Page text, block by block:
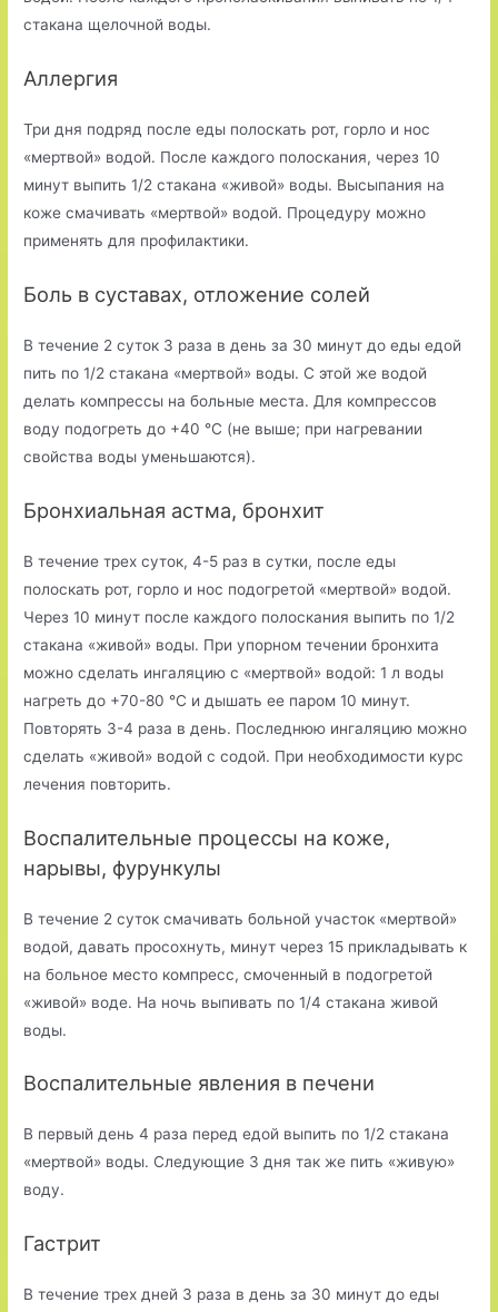
стакана щелочной воды.
Аллергия
Три дня подряд после еды полоскать рот, горло и нос
«мертвой» водой. После каждого полоскания, через 10
минут выпить 1/2 стакана «живой» воды. Высыпания на
коже смачивать «мертвой» водой. Процедуру можно
применять для профилактики.
Боль в суставах, отложение солей
В течение 2 суток 3 раза в день за 30 минут до еды едой
пить по 1/2 стакана «мертвой» воды. С этой же водой
делать компрессы на больные места. Для компрессов
воду подогреть до +40 °С (не выше; при нагревании
свойства воды уменьшаются).
Бронхиальная астма, бронхит
В течение трех суток, 4-5 раз в сутки, после еды
полоскать рот, горло и нос подогретой «мертвой» водой.
Через 10 минут после каждого полоскания выпить по 1/2
стакана «живой» воды. При упорном течении бронхита
можно сделать ингаляцию с «мертвой» водой: 1 л воды
нагреть до +70-80 °С и дышать ее паром 10 минут.
Повторять 3-4 раза в день. Последнюю ингаляцию можно
сделать «живой» водой с содой. При необходимости курс
лечения повторить.
Воспалительные процессы на коже,
нарывы, фурункулы
В течение 2 суток смачивать больной участок «мертвой»
водой, давать просохнуть, минут через 15 прикладывать к
на больное место компресс, смоченный в подогретой
«живой» воде. На ночь выпивать по 1/4 стакана живой
воды.
Воспалительные явления в печени
В первый день 4 раза перед едой выпить по 1/2 стакана
«мертвой» воды. Следующие 3 дня так же пить «живую»
воду.
Гастрит
В течение трех дней 3 раза в день за 30 минут до еды